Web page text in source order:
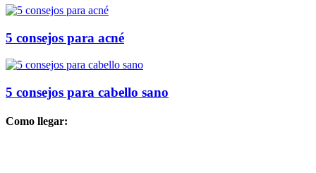
5 consejos para acné
5 consejos para cabello sano
Como llegar: